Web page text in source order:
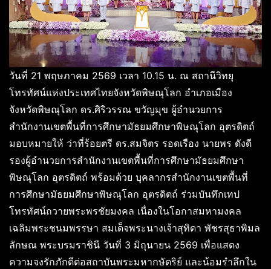
วันที่ 21 พฤษภาคม 2569 เวลา 10.15 น. ณ สถานีวิทยุ
โทรทัศน์แห่งประเทศไทยจังหวัดพิษณุโลก อำเภอเมือง
จังหวัดพิษณุโลก ดร.ศิริวรรณ ขวัญมุข ผู้อำนวยการ
สำนักงานเขตพื้นที่การศึกษามัธยมศึกษาพิษณุโลก อุตรดิตถ์
มอบหมายให้ ว่าที่ร้อยตรี ดร.สมจิตร รอดเรือง นายพร ดังดี
รองผู้อำนวยการสำนักงานเขตพื้นที่การศึกษามัธยมศึกษา
พิษณุโลก อุตรดิตถ์ พร้อมด้วย บุคลากรสำนักงานเขตพื้นที่
การศึกษามัธยมศึกษาพิษณุโลก อุตรดิตถ์ ร่วมบันทึกเทป
โทรทัศน์ถวายพระพรชัยมงคล เนื่องในโอกาสมหามงคล
เฉลิมพระชนมพรรษา สมเด็จพระนางเจ้าสุทิดา พัชรสุธาพิมล
ลักษณ พระบรมราชินี วันที่ 3 มิถุนายน 2569 เพื่อแสดง
ความจงรักภักดีต่อสถาบันพระมหากษัตริย์ และน้อมรำลึกใน